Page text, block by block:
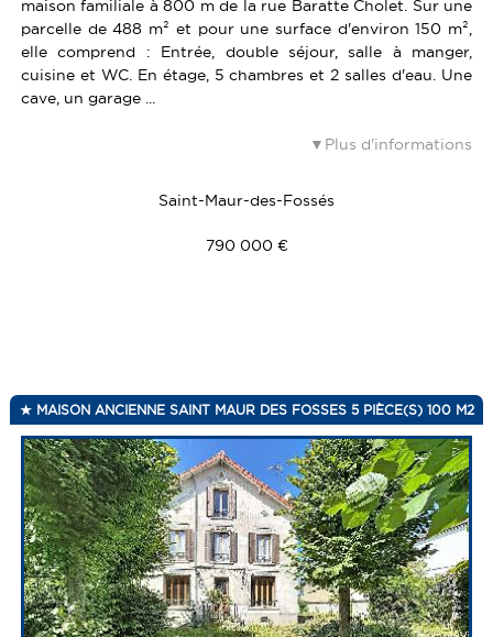
maison familiale à 800 m de la rue Baratte Cholet. Sur une
parcelle de 488 m² et pour une surface d'environ 150 m²,
elle comprend : Entrée, double séjour, salle à manger,
cuisine et WC. En étage, 5 chambres et 2 salles d'eau. Une
cave, un garage ...
Plus d'informations
Saint-Maur-des-Fossés
790 000 €
MAISON ANCIENNE SAINT MAUR DES FOSSES 5 PIÈCE(S) 100 M2